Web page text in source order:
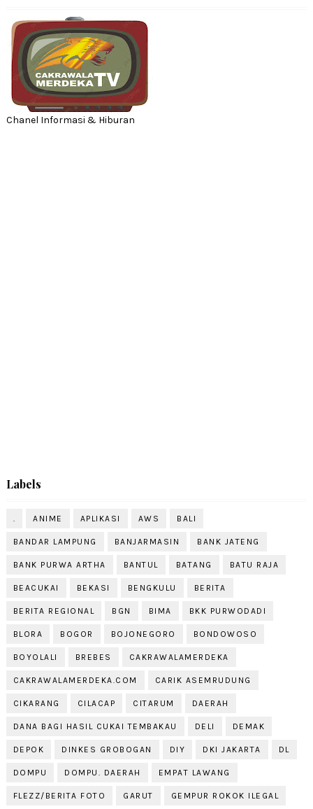
Chanel Informasi & Hiburan
Labels
. ANIME APLIKASI AWS BALI
BANDAR LAMPUNG BANJARMASIN BANK JATENG
BANK PURWA ARTHA BANTUL BATANG BATU RAJA
BEACUKAI BEKASI BENGKULU BERITA
BERITA REGIONAL BGN BIMA BKK PURWODADI
BLORA BOGOR BOJONEGORO BONDOWOSO
BOYOLALI BREBES CAKRAWALAMERDEKA
CAKRAWALAMERDEKA.COM CARIK ASEMRUDUNG
CIKARANG CILACAP CITARUM DAERAH
DANA BAGI HASIL CUKAI TEMBAKAU DELI DEMAK
DEPOK DINKES GROBOGAN DIY DKI JAKARTA DL
DOMPU DOMPU. DAERAH EMPAT LAWANG
FLEZZ/BERITA FOTO GARUT GEMPUR ROKOK ILEGAL